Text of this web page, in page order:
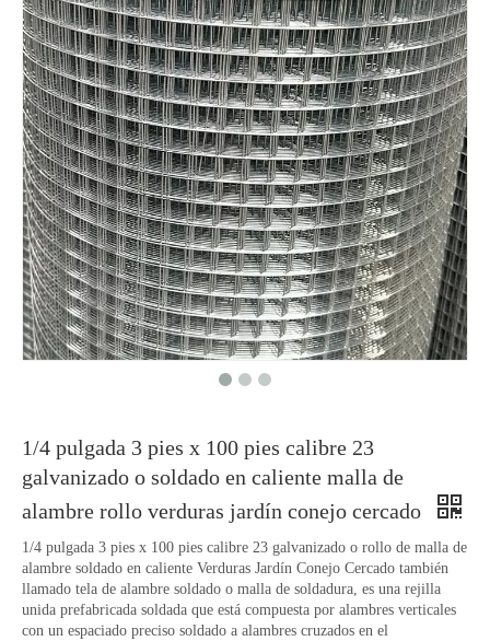
1/4 pulgada 3 pies x 100 pies calibre 23
galvanizado o soldado en caliente malla de
alambre rollo verduras jardín conejo cercado
1/4 pulgada 3 pies x 100 pies calibre 23 galvanizado o rollo de malla de
alambre soldado en caliente Verduras Jardín Conejo Cercado también
llamado tela de alambre soldado o malla de soldadura, es una rejilla
unida prefabricada soldada que está compuesta por alambres verticales
con un espaciado preciso soldado a alambres cruzados en el